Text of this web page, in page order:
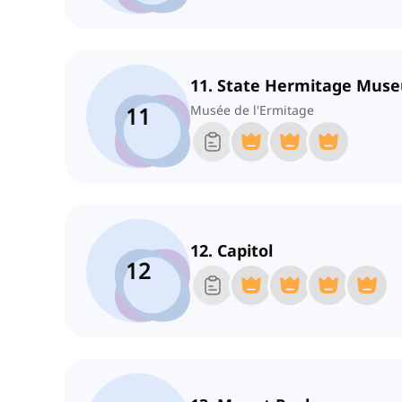
11
11. State Hermitage
Musée de l'Ermitage
12
12. Capitol